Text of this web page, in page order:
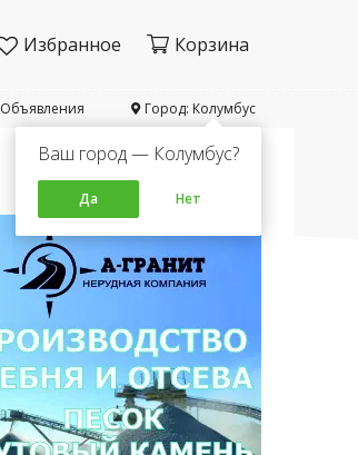
Избранное Корзина
Город: Колумбус
Ваш город — Колумбус?
Да Нет
Объявления